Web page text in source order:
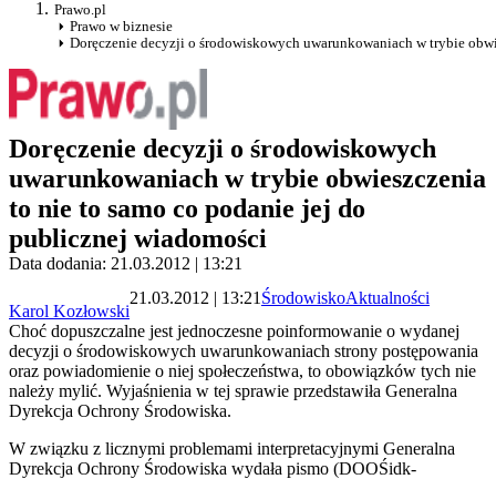
Prawo.pl
Prawo w biznesie
Doręczenie decyzji o środowiskowych uwarunkowaniach w trybie
Doręczenie decyzji o środowiskowych
uwarunkowaniach w trybie obwieszczenia
to nie to samo co podanie jej do
publicznej wiadomości
Data dodania: 21.03.2012 | 13:21
Karol Kozłowski
21.03.2012 | 13:21 ŚrodowiskoAktualności
Choć dopuszczalne jest jednoczesne poinformowanie o wydanej
decyzji o środowiskowych uwarunkowaniach strony postępowania
oraz powiadomienie o niej społeczeństwa, to obowiązków tych nie
należy mylić. Wyjaśnienia w tej sprawie przedstawiła Generalna
Dyrekcja Ochrony Środowiska.
W związku z licznymi problemami interpretacyjnymi Generalna
Dyrekcja Ochrony Środowiska wydała pismo (DOOŚidk-